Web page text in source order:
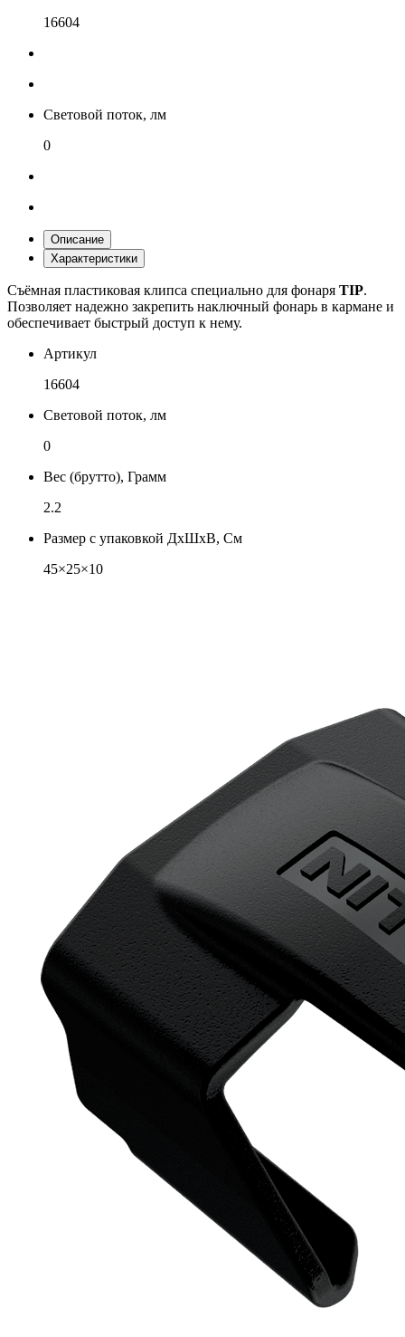
16604
Световой поток, лм
0
Описание
Характеристики
Съёмная пластиковая клипса специально для фонаря TIP.
Позволяет надежно закрепить наключный фонарь в кармане и
обеспечивает быстрый доступ к нему.
Артикул
16604
Световой поток, лм
0
Вес (брутто), Грамм
2.2
Размер с упаковкой ДхШхВ, См
45×25×10